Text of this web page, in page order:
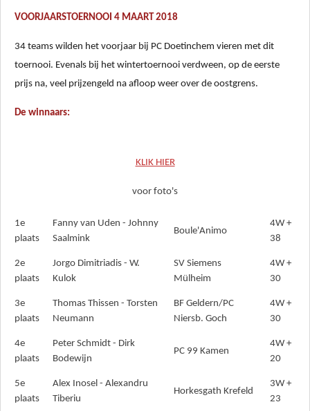
VOORJAARSTOERNOOI 4 MAART 2018
34 teams wilden het voorjaar bij PC Doetinchem vieren met dit
toernooi. Evenals bij het wintertoernooi verdween, op de eerste
prijs na, veel prijzengeld na afloop weer over de oostgrens.
De winnaars:
KLIK HIER
voor foto's
1e
plaats
Fanny van Uden - Johnny
Saalmink
Boule'Animo
4W +
38
2e
plaats
Jorgo Dimitriadis - W.
Kulok
SV Siemens
Mülheim
4W +
30
3e
plaats
Thomas Thissen - Torsten
Neumann
BF Geldern/PC
Niersb. Goch
4W +
30
4e
plaats
Peter Schmidt - Dirk
Bodewijn
PC 99 Kamen
4W +
20
5e
plaats
Alex Inosel - Alexandru
Tiberiu
Horkesgath Krefeld
3W +
23